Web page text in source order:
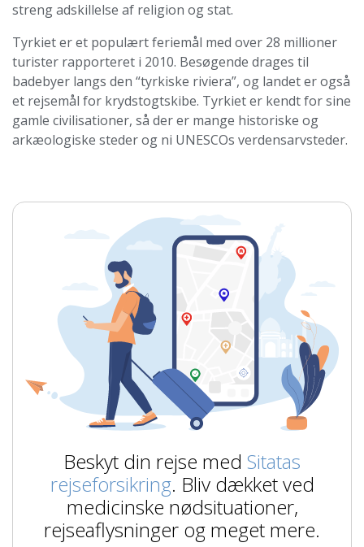
streng adskillelse af religion og stat.
Tyrkiet er et populært feriemål med over 28 millioner
turister rapporteret i 2010. Besøgende drages til
badebyer langs den “tyrkiske riviera”, og landet er også
et rejsemål for krydstogtskibe. Tyrkiet er kendt for sine
gamle civilisationer, så der er mange historiske og
arkæologiske steder og ni UNESCOs verdensarvsteder.
Beskyt din rejse med Sitatas
rejseforsikring. Bliv dækket ved
medicinske nødsituationer,
rejseaflysninger og meget mere.